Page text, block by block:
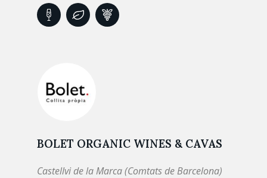
BOLET ORGANIC WINES & CAVAS
Castellvi de la Marca (Comtats de Barcelona)